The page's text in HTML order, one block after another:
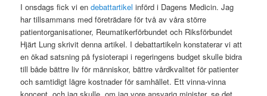
I onsdags fick vi endebattartikel införd i Dagens Medicin. Jag
har tillsammans med företrädare för två av våra större
patientorganisationer, Reumatikerförbundet och Riksförbundet
Hjärt Lung skrivit denna artikel. I debattartikeln konstaterar vi att
en ökad satsning på fysioterapi i regeringens budget skulle bidra
till både bättre liv för människor, bättre vårdkvalitet för patienter
och samtidigt lägre kostnader för samhället. Ett vinna-vinna